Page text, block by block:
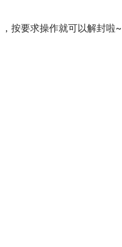
按要求操作就可以解封啦~